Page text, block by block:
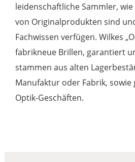
leidenschaftliche Sammler, wie
von Originalprodukten sind
Fachwissen verfügen. Wilkes
fabrikneue Brillen, garantiert
stammen aus alten
Manufaktur oder Fabrik, sowie
Optik-Geschäften.